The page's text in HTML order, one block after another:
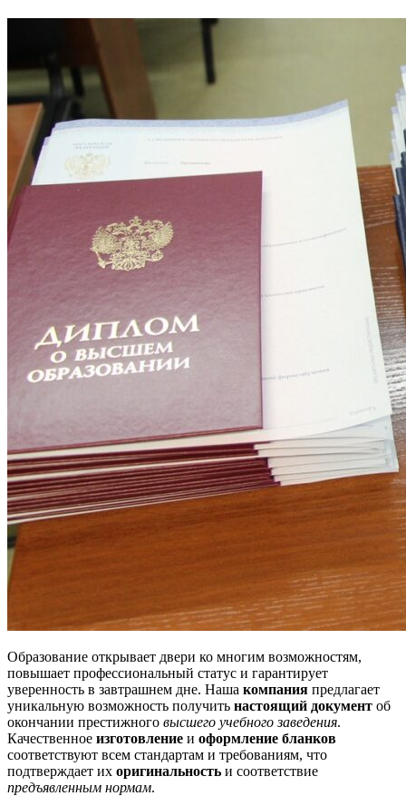
Образование открывает двери ко многим возможностям,
повышает профессиональный статус и гарантирует
уверенность в завтрашнем дне. Наша компания предлагает
уникальную возможность получить настоящий документ об
окончании престижного высшего учебного заведения.
Качественное изготовление и оформление бланков
соответствуют всем стандартам и требованиям, что
подтверждает их оригинальность и соответствие
предъявленным нормам.